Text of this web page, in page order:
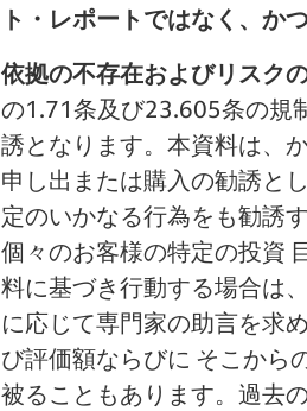
ト・レポートではなく、か
依拠の不存在およびリスク
の1.71条及び23.605条の規
誘となります。本資料は、
申し出または購入の勧誘と
定のいかなる行為をも勧誘
個々のお客様の特定の投資
料に基づき行動する場合は
に応じて専門家の助言を求
び評価額ならびに そこから
被ることもあります。過去